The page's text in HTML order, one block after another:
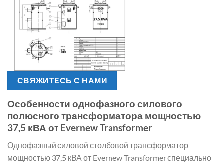
СВЯЖИТЕСЬ С НАМИ
Особенности однофазного силового
полюсного трансформатора мощностью
37,5 кВА от Evernew Transformer
Однофазный силовой столбовой трансформатор
мощностью 37,5 кВА от Evernew Transformer специально